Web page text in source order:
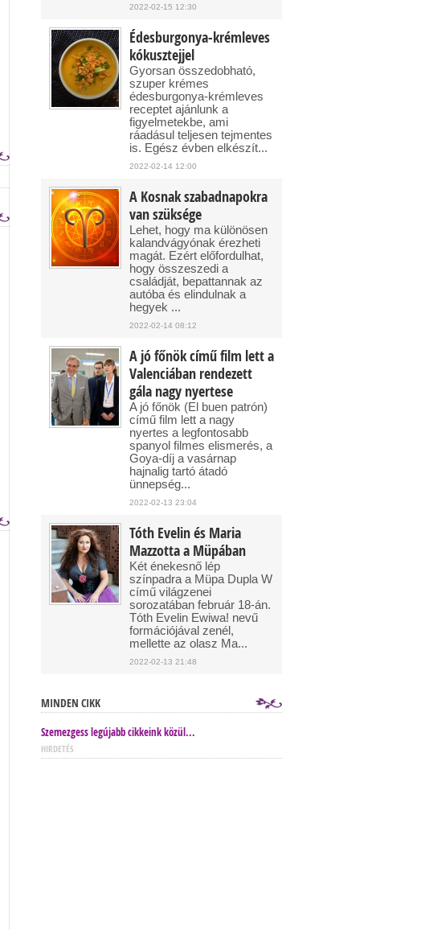
2022-02-15 12:30
Édesburgonya-krémleves
kókusztejjel
Gyorsan összedobható,
szuper krémes
édesburgonya-krémleves
receptet ajánlunk a
figyelmetekbe, ami
ráadásul teljesen tejmentes
is. Egész évben elkészít...
2022-02-14 12:00
A Kosnak szabadnapokra
van szüksége
Lehet, hogy ma különösen
kalandvágyónak érezheti
magát. Ezért előfordulhat,
hogy összeszedi a
családját, bepattannak az
autóba és elindulnak a
hegyek ...
2022-02-14 08:12
A jó főnök című film lett a
Valenciában rendezett
gála nagy nyertese
A jó főnök (El buen patrón)
című film lett a nagy
nyertes a legfontosabb
spanyol filmes elismerés, a
Goya-díj a vasárnap
hajnalig tartó átadó
ünnepség...
2022-02-13 23:04
Tóth Evelin és Maria
Mazzotta a Müpában
Két énekesnő lép
színpadra a Müpa Dupla W
című világzenei
sorozatában február 18-án.
Tóth Evelin Ewiwa! nevű
formációjával zenél,
mellette az olasz Ma...
2022-02-13 21:48
MINDEN CIKK
Szemezgess legújabb cikkeink közül...
HIRDETÉS